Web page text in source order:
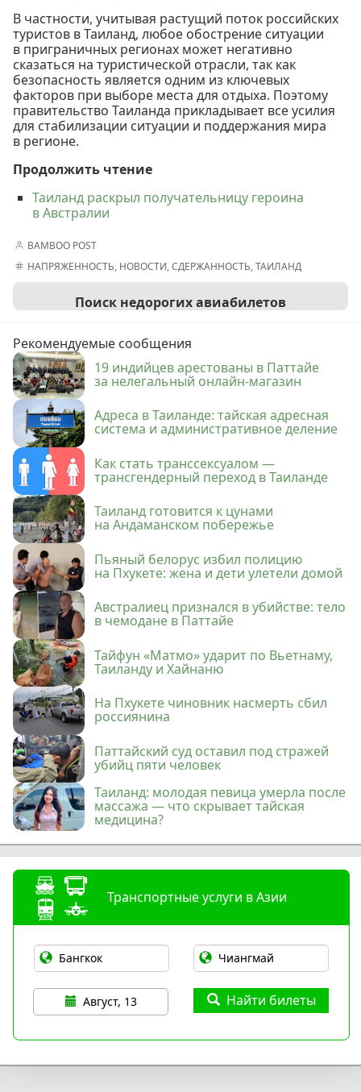
В частности, учитывая растущий поток российских
туристов в Таиланд, любое обострение ситуации
в приграничных регионах может негативно
сказаться на туристической отрасли, так как
безопасность является одним из ключевых
факторов при выборе места для отдыха. Поэтому
правительство Таиланда прикладывает все усилия
для стабилизации ситуации и поддержания мира
в регионе.
Продолжить чтение
Таиланд раскрыл получательницу героина
в Австралии
BAMBOO POST
НАПРЯЖЕННОСТЬ, НОВОСТИ,СДЕРЖАННОСТЬ,ТАИЛАНД
Поиск недорогих авиабилетов
Рекомендуемые сообщения
19 индийцев арестованы в Паттайе
за нелегальный онлайн-магазин
Адреса в Таиланде: тайская адресная
система и административное деление
Как стать транссексуалом —
трансгендерный переход в Таиланде
Таиланд готовится к цунами
на Андаманском побережье
Пьяный белорус избил полицию
на Пхукете: жена и дети улетели домой
Австралиец признался в убийстве: тело
в чемодане в Паттайе
Тайфун «Матмо» ударит по Вьетнаму,
Таиланду и Хайнаню
На Пхукете чиновник насмерть сбил
россиянина
Паттайский суд оставил под стражей
убийц пяти человек
Таиланд: молодая певица умерла после
массажа — что скрывает тайская
медицина?
Транспортные услуги в Азии
Август, 13 Найти билеты